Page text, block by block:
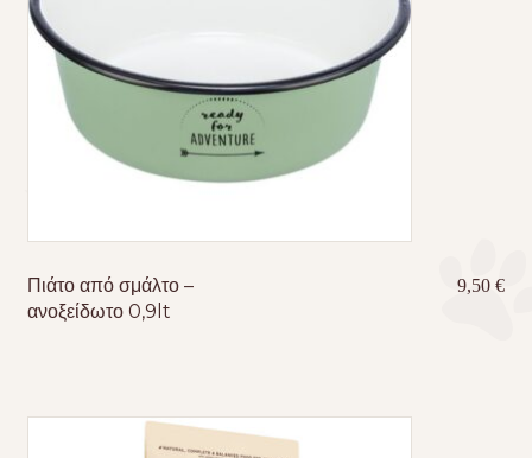
Πιάτο από σμάλτο –
ανοξείδωτο 0,9lt
9,50€